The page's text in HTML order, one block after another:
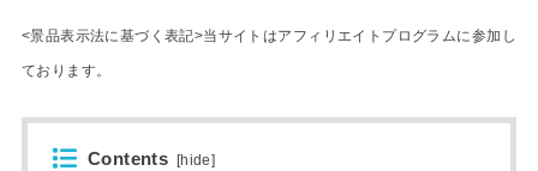
<景品表示法に基づく表記>当サイトはアフィリエイトプログラムに参加し
ております。
Contents [hide]